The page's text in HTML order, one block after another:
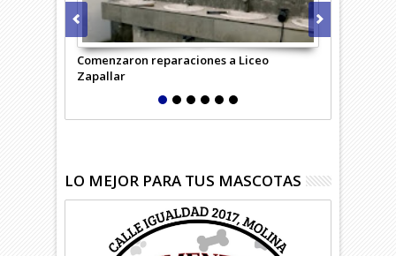
Comenzaron reparaciones a Liceo
Zapallar
LO MEJOR PARA TUS MASCOTAS